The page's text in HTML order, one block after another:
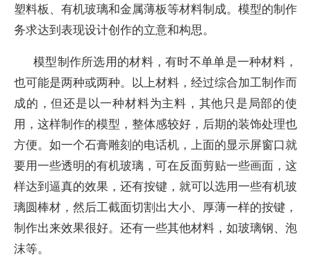
塑料板、有机玻璃和金属薄板等材料制成。模型的制作
务求达到表现设计创作的立意和构思。
模型制作所选用的材料，有时不单单是一种材料，
也可能是两种或两种。以上材料，经过综合加工制作而
成的，但还是以一种材料为主料，其他只是局部的使
用，这样制作的模型，整体感较好，后期的装饰处理也
方便。如一个石膏雕刻的电话机，上面的显示屏窗口就
要用一些透明的有机玻璃，可在反面剪贴一些画面，这
样达到逼真的效果，还有按键，就可以选用一些有机玻
璃圆棒材，然后工截面切割出大小、厚薄一样的按键，
制作出来效果很好。还有一些其他材料，如玻璃钢、泡
沫等。